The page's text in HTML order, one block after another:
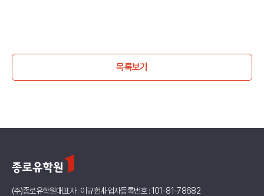
목록보기
(주)종로유학원대표자 : 이규헌사업자등록번호 : 101-81-78682